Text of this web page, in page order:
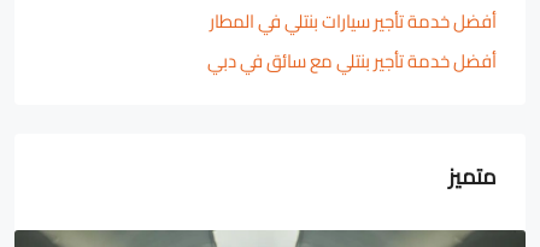
أفضل خدمة تأجير سيارات بنتلي في المطار
أفضل خدمة تأجير بنتلي مع سائق في دبي
متميز